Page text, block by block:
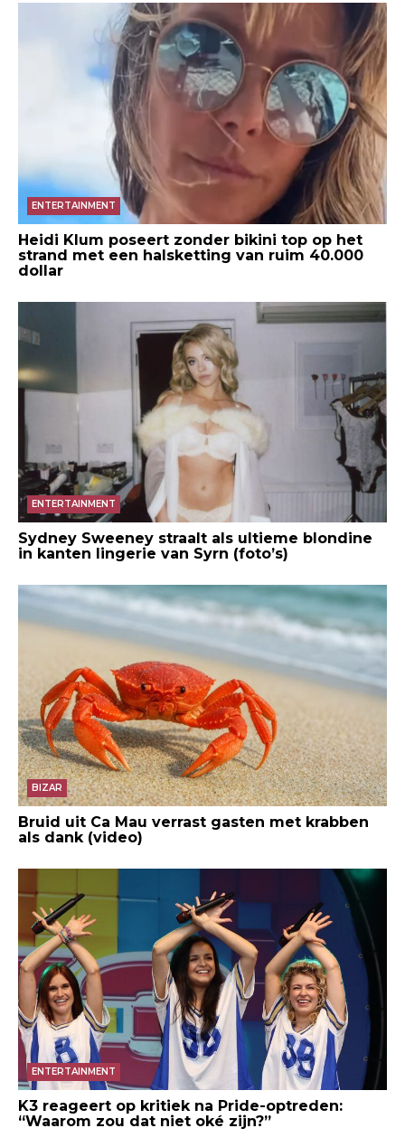
ENTERTAINMENT
Heidi Klum poseert zonder bikini top op het
strand met een halsketting van ruim 40.000
dollar
ENTERTAINMENT
Sydney Sweeney straalt als ultieme blondine
in kanten lingerie van Syrn (foto’s)
BIZAR
Bruid uit Ca Mau verrast gasten met krabben
als dank (video)
ENTERTAINMENT
K3 reageert op kritiek na Pride-optreden:
“Waarom zou dat niet oké zijn?”